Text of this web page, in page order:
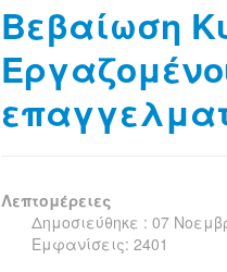
Βεβαίωση
Λεπτομέρειες
Δημοσιεύθηκε : 07
Εμφανίσεις: 2401